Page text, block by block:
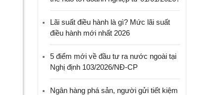
Lãi suất điều hành là gì? Mức lãi suất
điều hành mới nhất 2026
5 điểm mới về đầu tư ra nước ngoài tại
Nghị định 103/2026/NĐ-CP
Ngân hàng phá sản, người gửi tiết kiệm